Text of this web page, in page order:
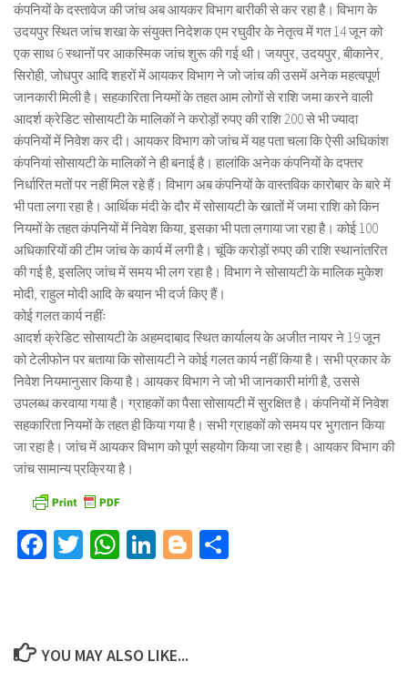
कंपनियों के दस्तावेज की जांच अब आयकर विभाग बारीकी से कर रहा है। विभाग के
उदयपुर स्थित जांच शखा के संयुक्त निदेशक एम रघुवीर के नेतृत्व में गत 14 जून को
एक साथ 6 स्थानों पर आकस्मिक जांच शुरू की गई थी। जयपुर, उदयपुर, बीकानेर,
सिरोही, जोधपुर आदि शहरों में आयकर विभाग ने जो जांच की उसमें अनेक महत्वपूर्ण
जानकारी मिली है। सहकारिता नियमों के तहत आम लोगों से राशि जमा करने वाली
आदर्श क्रेडिट सोसायटी के मालिकों ने करोड़ों रुपए की राशि 200 से भी ज्यादा
कंपनियों में निवेश कर दी। आयकर विभाग को जांच में यह पता चला कि ऐसी अधिकांश
कंपनियां सोसायटी के मालिकों ने ही बनाई है। हालांकि अनेक कंपनियों के दफ्तर
निर्धारित मतों पर नहीं मिल रहे हैं। विभाग अब कंपनियों के वास्तविक कारोबार के बारे में
भी पता लगा रहा है। आर्थिक मंदी के दौर में सोसायटी के खातों में जमा राशि को किन
नियमों के तहत कंपनियों में निवेश किया, इसका भी पता लगाया जा रहा है। कोई 100
अधिकारियों की टीम जांच के कार्य में लगी है। चूंकि करोड़ों रुपए की राशि स्थानांतरित
की गई है, इसलिए जांच में समय भी लग रहा है। विभाग ने सोसायटी के मालिक मुकेश
मोदी, राहुल मोदी आदि के बयान भी दर्ज किए हैं।
कोई गलत कार्य नहींः
आदर्श क्रेडिट सोसायटी के अहमदाबाद स्थित कार्यालय के अजीत नायर ने 19 जून
को टेलीफोन पर बताया कि सोसायटी ने कोई गलत कार्य नहीं किया है। सभी प्रकार के
निवेश नियमानुसार किया है। आयकर विभाग ने जो भी जानकारी मांगी है, उससे
उपलब्ध करवाया गया है। ग्राहकों का पैसा सोसायटी में सुरक्षित है। कंपनियों में निवेश
सहकारिता नियमों के तहत ही किया गया है। सभी ग्राहकों को समय पर भुगतान किया
जा रहा है। जांच में आयकर विभाग को पूर्ण सहयोग किया जा रहा है। आयकर विभाग की
जांच सामान्य प्रक्रिया है।
Facebook
TwitterWhatsApp
LinkedIn
Blogger
YOU MAY ALSO LIKE...